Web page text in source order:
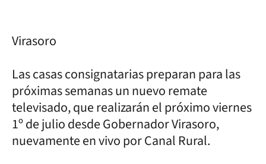
Virasoro
Las casas consignatarias preparan para las
próximas semanas un nuevo remate
televisado, que realizarán el próximo viernes
1º de julio desde Gobernador Virasoro,
nuevamente en vivo por Canal Rural.